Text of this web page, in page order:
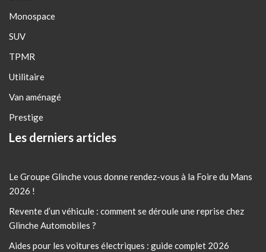
Monospace
SUV
TPMR
Utilitaire
Van aménagé
Prestige
Les derniers articles
Le Groupe Glinche vous donne rendez-vous à la Foire du Mans
2026 !
Revente d’un véhicule : comment se déroule une reprise chez
Glinche Automobiles ?
Aides pour les voitures électriques : guide complet 2026